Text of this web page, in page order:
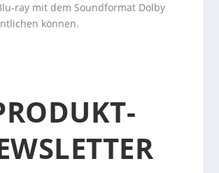
ray mit dem Soundformat Dolby
können.